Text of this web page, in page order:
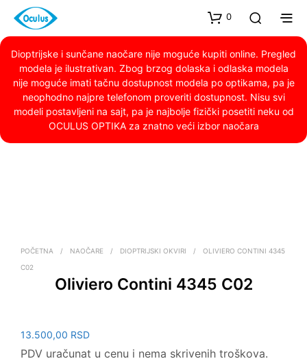
0
Dioptrijske i sunčane naočare nije moguće kupiti online. Pregled
modela je ilustrativan. Zbog brzog dolaska i odlaska modela
nije moguće imati tačnu dostupnost modela po optikama, pa je
neophodno najpre telefonom proveriti dostupnost. Nisu svi
modeli postavljeni na sajt, pa je najbolje fizički posetiti neku od
OCULUS OPTIKA za znatno veći izbor naočara
POČETNA / NAOČARE / DIOPTRIJSKI OKVIRI /
OLIVIERO CONTINI 4345
C02
Oliviero Contini 4345 C02
13.500,00 RSD
PDV uračunat u cenu i nema skrivenih troškova.